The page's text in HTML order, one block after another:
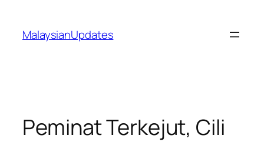
content
MalaysianUpdates
Peminat Terkejut, Cili